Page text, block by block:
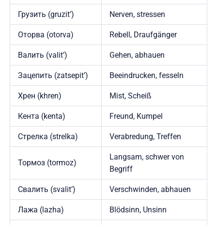
Грузить (gruzit’) Nerven, stressen
Оторва (otorva) Rebell, Draufgänger
Валить (valit’) Gehen, abhauen
Зацепить (zatsepit’) Beeindrucken, fesseln
Хрен (khren) Mist, Scheiß
Кента (kenta) Freund, Kumpel
Стрелка (strelka) Verabredung, Treffen
Тормоз (tormoz)
Langsam, schwer von
Begriff
Свалить (svalit’) Verschwinden, abhauen
Лажа (lazha) Blödsinn, Unsinn